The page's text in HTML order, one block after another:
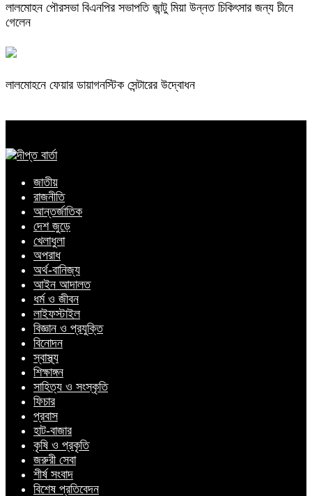
লালমোহন পৌরসভা বিএনপির সভাপতি জান্টু মিয়া উন্নত চিকিৎসার জন্য চীনে
গেলেন
লালমোহনে ফেয়ার ডায়াগনস্টিক সেন্টারের উদ্বোধন
জাতীয়
রাজনীতি
আন্তর্জাতিক
দেশ জুড়ে
খেলাধুলা
অপরাধ
অর্থ-বানিজ্য
আইন আদালত
ধর্ম ও জীবন
লাইফস্টাইল
বিজ্ঞান ও প্রযুক্তি
বিনোদন
স্বাস্থ্য
শিক্ষাঙ্গন
সাহিত্য ও সংস্কৃতি
ফিচার
প্রবাস
হাট-বাজার
কৃষি ও প্রকৃতি
জরুরী সেবা
শীর্ষ সংবাদ
বিশেষ প্রতিবেদন